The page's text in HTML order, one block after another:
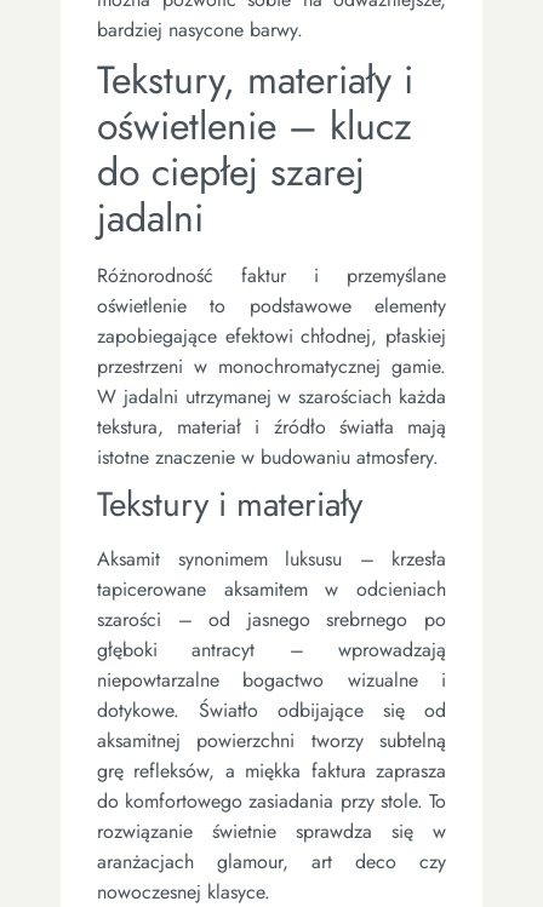
bardziej nasycone barwy.
Tekstury, materiały i
oświetlenie – klucz
do ciepłej szarej
jadalni
Różnorodność faktur i przemyślane
oświetlenie to podstawowe elementy
zapobiegające efektowi chłodnej, płaskiej
przestrzeni w monochromatycznej gamie.
W jadalni utrzymanej w szarościach każda
tekstura, materiał i źródło światła mają
istotne znaczenie w budowaniu atmosfery.
Tekstury i materiały
Aksamit synonimem luksusu – krzesła
tapicerowane aksamitem w odcieniach
szarości – od jasnego srebrnego po
głęboki antracyt – wprowadzają
niepowtarzalne bogactwo wizualne i
dotykowe. Światło odbijające się od
aksamitnej powierzchni tworzy subtelną
grę refleksów, a miękka faktura zaprasza
do komfortowego zasiadania przy stole. To
rozwiązanie świetnie sprawdza się w
aranżacjach glamour, art deco czy
nowoczesnej klasyce.